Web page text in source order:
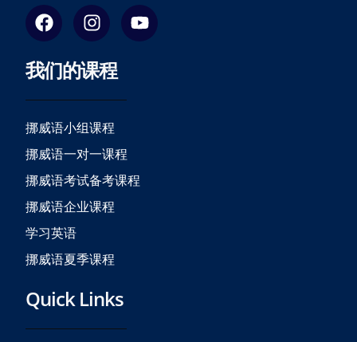
F
a
c
e
b
o
o
k
I
n
s
t
a
g
r
a
m
Y
o
u
我们的课程
挪威语小组课程
挪威语一对一课程
挪威语考试备考课程
挪威语企业课程
学习英语
挪威语夏季课程
Quick Links